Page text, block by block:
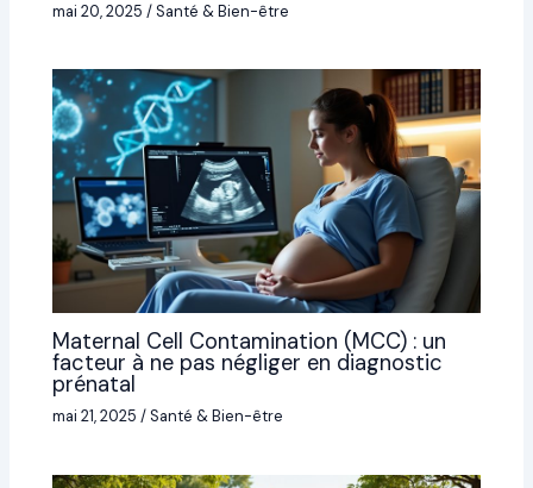
mai 20, 2025/Santé & Bien-être
Maternal Cell Contamination (MCC) : un
facteur à ne pas négliger en diagnostic
prénatal
mai 21, 2025/Santé & Bien-être